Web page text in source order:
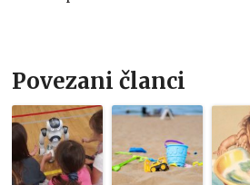
Povezani članci